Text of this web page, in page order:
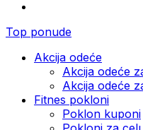
Top ponude
Akcija odeće
Akcija odeće
Akcija odeće
Fitnes pokloni
Poklon kuponi